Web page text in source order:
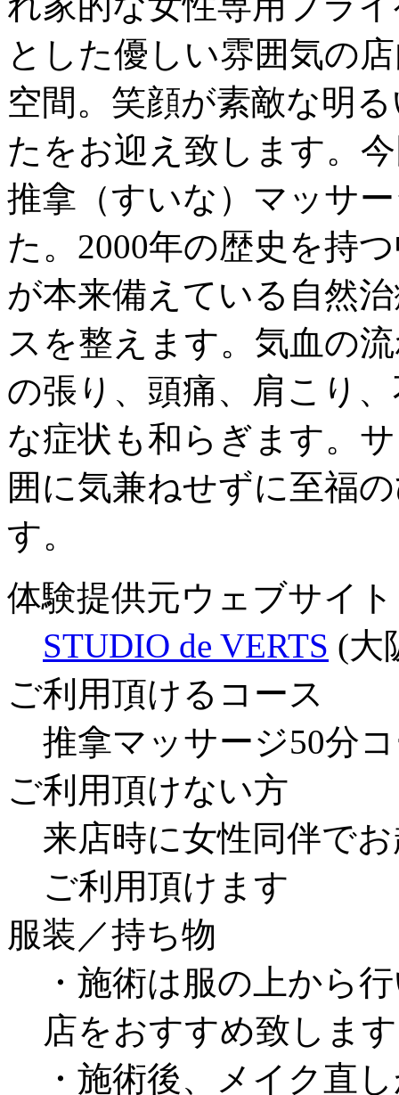
とした優しい雰囲気の
空間。笑顔が素敵な明
たをお迎え致します。
推拿（すいな）マッサ
た。2000年の歴史を持
が本来備えている自然
スを整えます。気血の
の張り、頭痛、肩こり
な症状も和らぎます。
囲に気兼ねせずに至福
す。
体験提供元ウェブサイト
STUDIO de VERTS (大
ご利用頂けるコース
推拿マッサージ50分
ご利用頂けない方
来店時に女性同伴で
ご利用頂けます
服装／持ち物
・施術は服の上から
店をおすすめ致します
・施術後、メイク直